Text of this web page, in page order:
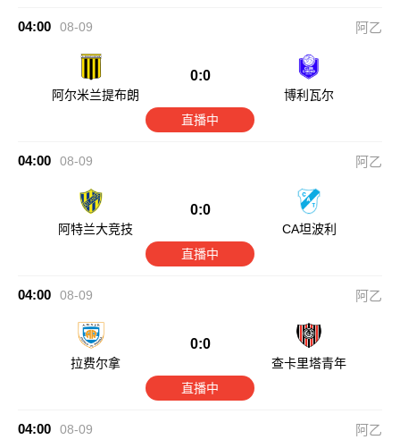
04:00 08-09 阿乙
阿尔米兰提布朗
0:0
博利瓦尔
直播中
04:00 08-09 阿乙
阿特兰大竞技
0:0
CA坦波利
直播中
04:00 08-09 阿乙
拉费尔拿
0:0
查卡里塔青年
直播中
04:00 08-09 阿乙